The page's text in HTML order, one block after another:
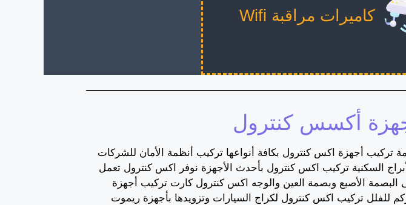
كاميرات مراقبة Wifi
أكسس كنترول
تركيب أجهزة اكس كنترول بكافة أنواعها تركيب أنظمة الأمان للشركات
السكنية تركيب اكس كنترول بأحدث الأجهزة نوفر اكس كنترول تعمل
البصمة الأصبع وبصمة العين والوجه اكس كنترول كارت تركيب أجهزة
للفلل تركيب اكس كنترول لكراج السيارات وتزويدها بأجهزة ريموت